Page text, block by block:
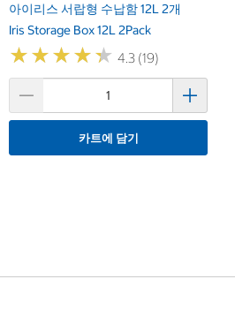
아이리스 서랍형 수납함 12L 2개
Iris Storage Box 12L 2Pack
★★★★★
★★★★★ 4.3 (19)
카트에 담기